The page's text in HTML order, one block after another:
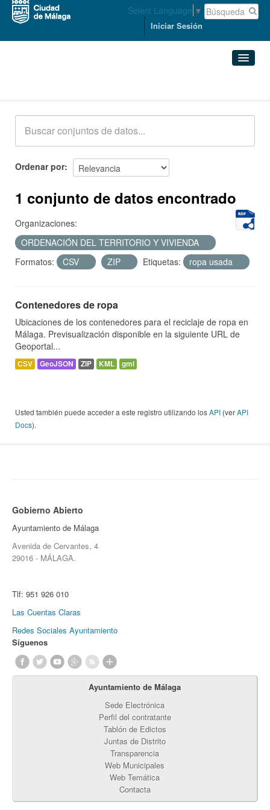
Select Language ▼
Iniciar Sesión
Acerca de
Ordenar por
1 conjunto de datos encontrado
Organizaciones:
ORDENACIÓN DEL TERRITORIO Y VIVIENDA
Formatos:
CSV ZIP Etiquetas: ropa usada
Contenedores de ropa
Ubicaciones de los contenedores para el reciclaje de ropa en
Málaga. Previsualización disponible en la siguiente URL de
Geoportal...
CSV GeoJSON ZIP KML gml
Usted también puede acceder a este registro utilizando losAPI (verAPI
Docs).
Gobierno Abierto
Ayuntamiento de Málaga
Avenida de Cervantes, 4
29016 - MÁLAGA.
Tlf: 951 926 010
Las Cuentas Claras
Redes Sociales Ayuntamiento
Síguenos
Ayuntamiento de Málaga
Sede Electrónica
Perfil del contratante
Tablón de Edictos
Juntas de Distrito
Transparencia
Web Municipales
Web Temática
Contacta